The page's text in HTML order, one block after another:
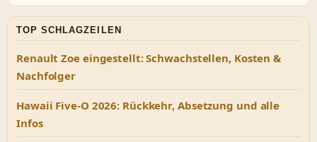
TOP SCHLAGZEILEN
Renault Zoe eingestellt: Schwachstellen, Kosten &
Nachfolger
Hawaii Five-O 2026: Rückkehr, Absetzung und alle
Infos